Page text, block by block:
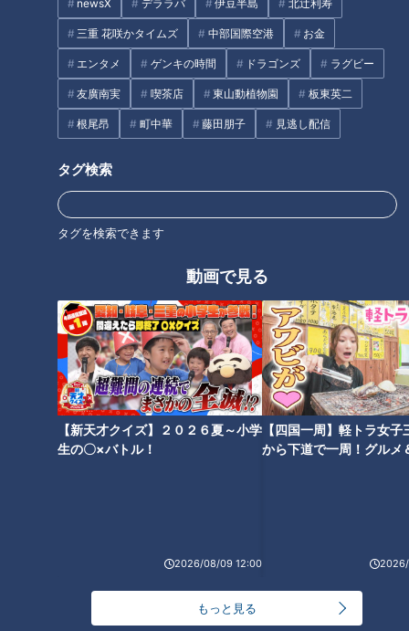
newsX デララバ 伊豆半島 北辻利寿
三重 花咲かタイムズ 中部国際空港 お金
エンタメ ゲンキの時間 ドラゴンズ ラグビー
友廣南実 喫茶店 東山動植物園 板東英二
根尾昂 町中華 藤田朋子 見逃し配信
タグ検索
タグを検索できます
動画で見る
【新天才クイズ】２０２６夏～小学
生の〇×バトル！
2026/08/09 12:00
【四国一周】軽トラ女子
から下道で一周！グルメ
もっと見る
「奥琵琶湖パークウェイ」がで
きるまで孤立…“独自の法律”を
作った集落「菅浦」を深掘り
タグ
おでかけ ゆりやんレトリィバァ 三重
箕輪はるか
週間